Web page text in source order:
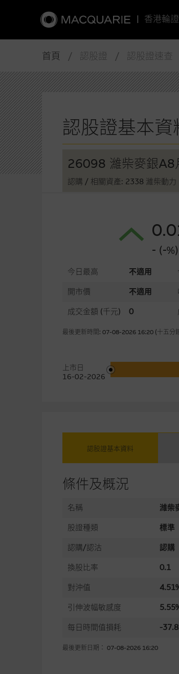
| 香港輪證
首頁 / 認股證 / 認股證速查
認股證基本資
26098 濰柴麥銀A8
認購 / 相關資產: 2338 濰柴動力
- (-%)
今日最高 不適用
開市價
不適用
成交金額 (千元) 0
最後更新時間: 07-08-2026 16:20 (十五分
上市日
16-02-2026
認股證基本資料
條件及概況
名稱
濰柴
股證種類
標準
認購/認沽
認購
換股比率
0.1
對沖值
引伸波幅敏感度
每日時間值損耗
-
最後更新日期： 07-08-2026 16:20